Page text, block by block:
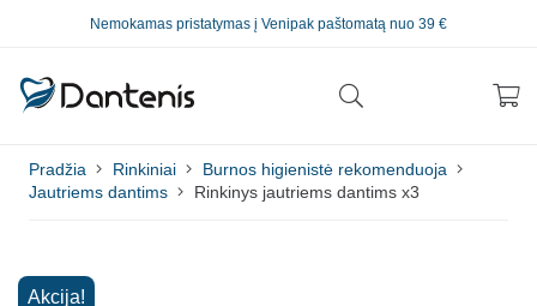
Nemokamas pristatymas į Venipak paštomatą nuo 39 €
Pradžia Rinkiniai
Burnos higienistė rekomenduoja
Jautriems dantims
Rinkinys jautriems dantims x3
Akcija!